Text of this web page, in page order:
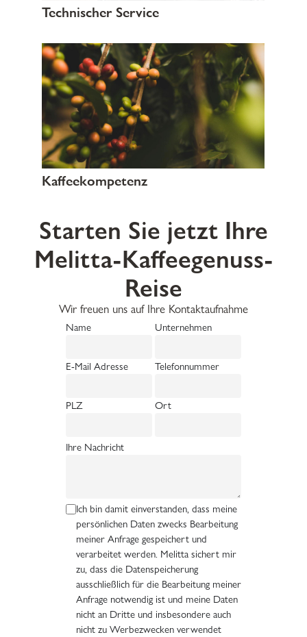
Technischer Service
Kaffeekompetenz
Starten Sie jetzt Ihre
Melitta-Kaffeegenuss-
Reise
Wir freuen uns auf Ihre Kontaktaufnahme
Name Unternehmen
E-Mail Adresse Telefonnummer
PLZ Ort
Ihre Nachricht
Ich bin damit einverstanden, dass meine
persönlichen Daten zwecks Bearbeitung
meiner Anfrage gespeichert und
verarbeitet werden. Melitta sichert mir
zu, dass die Datenspeicherung
ausschließlich für die Bearbeitung meiner
Anfrage notwendig ist und meine Daten
nicht an Dritte und insbesondere auch
nicht zu Werbezwecken verwendet